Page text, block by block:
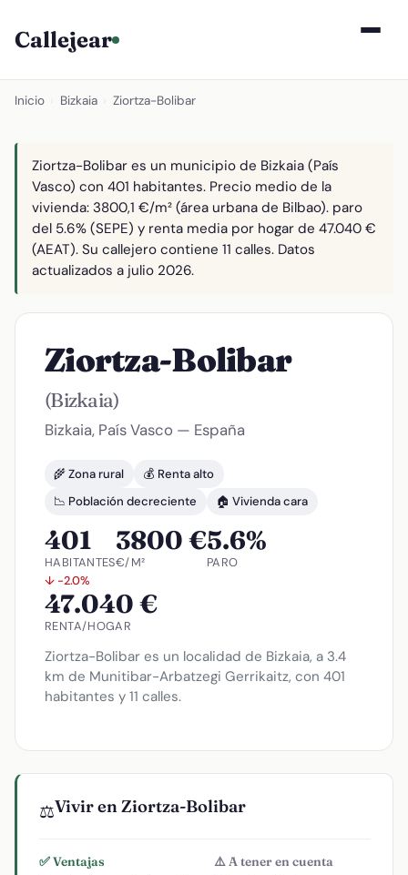
Callejear
Inicio Bizkaia Ziortza-Bolibar
Ziortza-Bolibar es un municipio de Bizkaia (País
Vasco) con 401 habitantes. Precio medio de la
vivienda: 3800,1 €/m² (área urbana de Bilbao). paro
del 5.6% (SEPE) y renta media por hogar de 47.040 €
(AEAT). Su callejero contiene 11 calles. Datos
actualizados a julio 2026.
Ziortza-Bolibar
(Bizkaia)
Bizkaia, País Vasco — España
🌾 Zona rural
💰 Renta alto
📉 Población decreciente
🏠 Vivienda cara
401
HABITANTES
↓ -2.0%
3800 €
€/M²
5.6%
PARO
47.040 €
RENTA/HOGAR
Ziortza-Bolibar es un localidad de Bizkaia, a 3.4
km de Munitibar-Arbatzegi Gerrikaitz, con 401
habitantes y 11 calles.
⚖️Vivir en Ziortza-Bolibar
✅ Ventajas ⚠️ A tener en cuenta